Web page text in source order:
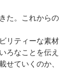
た。これからの
リティーな素材
ろなことを伝え
せていくのか、